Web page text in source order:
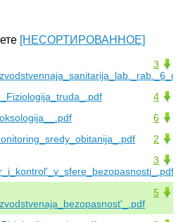
[НЕСОРТИРОВАННОЕ]
3
4
6
2
3
5